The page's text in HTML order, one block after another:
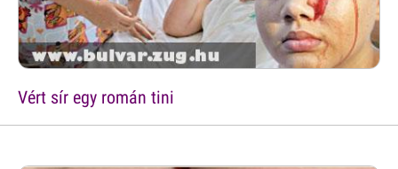
Vért sír egy román tini